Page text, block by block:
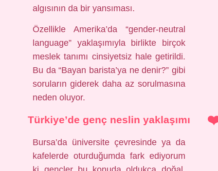
algısının da bir yansıması.
Özellikle Amerika’da “gender-neutral
language” yaklaşımıyla birlikte birçok
meslek tanımı cinsiyetsiz hale getirildi.
Bu da “Bayan barista’ya ne denir?” gibi
soruların giderek daha az sorulmasına
neden oluyor.
Türkiye’de genç neslin yaklaşımı
Bursa’da üniversite çevresinde ya da
kafelerde oturduğumda fark ediyorum